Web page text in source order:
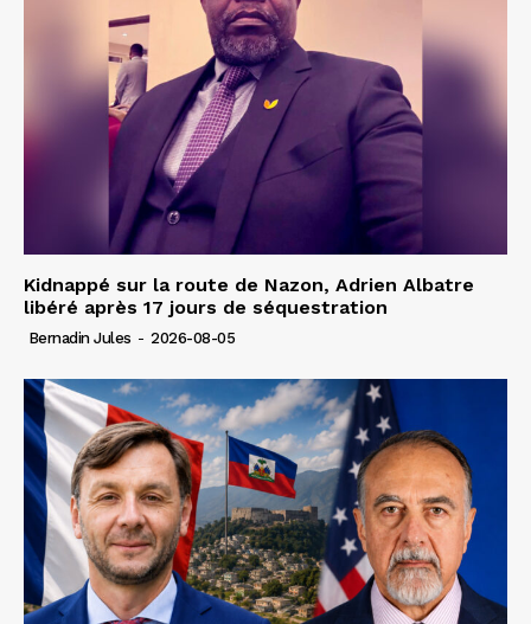
Kidnappé sur la route de Nazon, Adrien Albatre
libéré après 17 jours de séquestration
Bernadin Jules - 2026-08-05